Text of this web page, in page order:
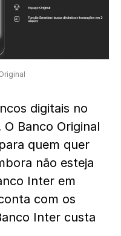
digitais no
Banco Original
quem quer
não esteja
Inter em
com os
Inter custa